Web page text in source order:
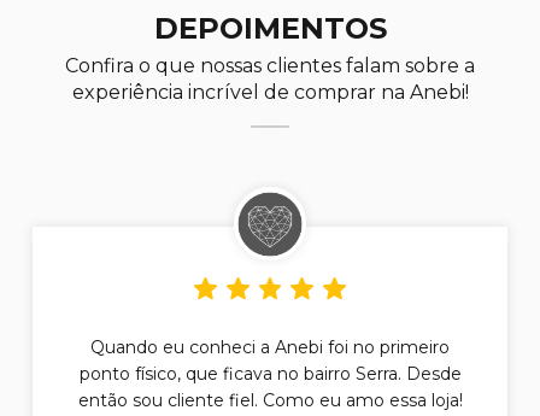
DEPOIMENTOS
Confira o que nossas clientes falam sobre a
experiência incrível de comprar na Anebi!
Quando eu conheci a Anebi foi no primeiro
ponto físico, que ficava no bairro Serra. Desde
então sou cliente fiel. Como eu amo essa loja!